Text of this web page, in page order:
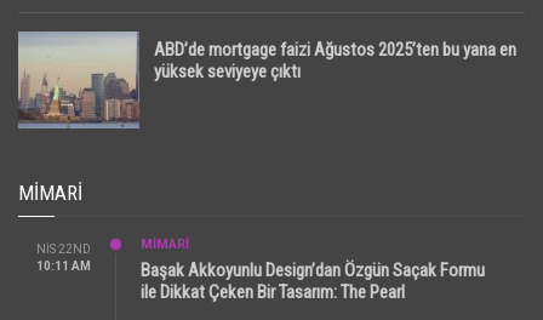
ABD’de mortgage faizi Ağustos 2025’ten bu yana en
yüksek seviyeye çıktı
MIMARI
NIS 22ND
10:11 AM
MİMARİ
Başak Akkoyunlu Design’dan Özgün Saçak Formu
ile Dikkat Çeken Bir Tasarım: The Pearl